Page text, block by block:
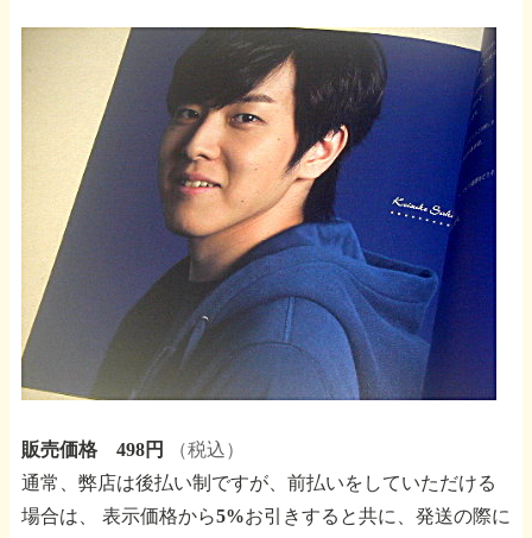
販売価格 498円
（税込）
通常、弊店は後払い制ですが、前払いをしていただける
場合は、
表示価格から5%お引きすると共に、発送の際に